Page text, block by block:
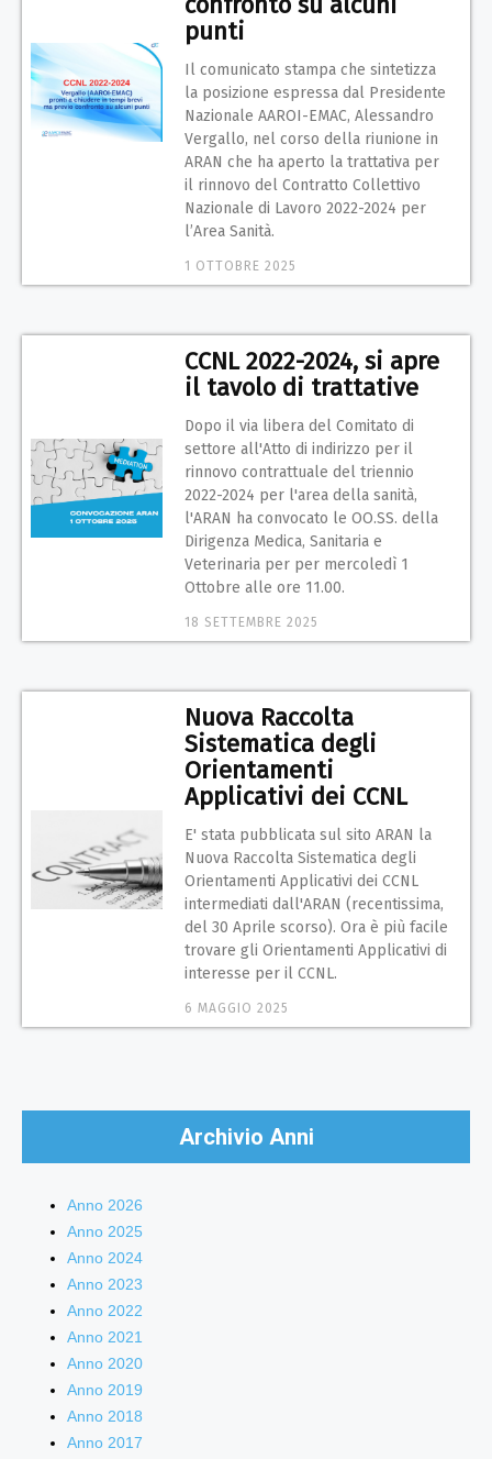
punti
Il comunicato stampa che sintetizza
la posizione espressa dal Presidente
Nazionale AAROI-EMAC, Alessandro
Vergallo, nel corso della riunione in
ARAN che ha aperto la trattativa per
il rinnovo del Contratto Collettivo
Nazionale di Lavoro 2022-2024 per
l’Area Sanità.
1 OTTOBRE 2025
CCNL 2022-2024, si apre
il tavolo di trattative
Dopo il via libera del Comitato di
settore all'Atto di indirizzo per il
rinnovo contrattuale del triennio
2022-2024 per l'area della sanità,
l'ARAN ha convocato le OO.SS. della
Dirigenza Medica, Sanitaria e
Veterinaria per per mercoledì 1
Ottobre alle ore 11.00.
18 SETTEMBRE 2025
Nuova Raccolta
Sistematica degli
Orientamenti
Applicativi dei CCNL
E' stata pubblicata sul sito ARAN la
Nuova Raccolta Sistematica degli
Orientamenti Applicativi dei CCNL
intermediati dall'ARAN (recentissima,
del 30 Aprile scorso). Ora è più facile
trovare gli Orientamenti Applicativi di
interesse per il CCNL.
6 MAGGIO 2025
Archivio Anni
Anno 2026
Anno 2025
Anno 2024
Anno 2023
Anno 2022
Anno 2021
Anno 2020
Anno 2019
Anno 2018
Anno 2017